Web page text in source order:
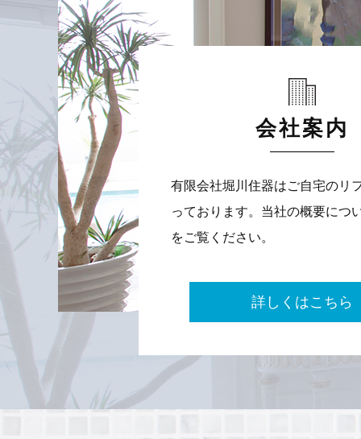
会社案内
有限会社堀川住器はご自宅のリ
っております。当社の概要につ
をご覧ください。
詳しくはこちら